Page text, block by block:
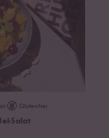
Glutenfrei
Salat